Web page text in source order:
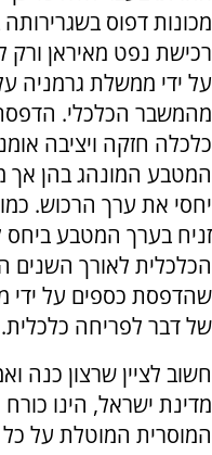
מכונות דפוס
רכישת נפט מאיראן ורק
על ידי ממשלת גרמניה
מהמשבר הכלכלי.
כלכלה חזקה ויציבה
המטבע המונהג בהן אך
יחסי את ערך הרכוש.
זניח בערך המטבע
הכלכלית לאורך השנים
שהדפסת כספים על ידי
של דבר לפריחה כלכלית.
חשוב לציין שרצון כנה
מדינת ישראל, הינו
המוסרית המוטלת על